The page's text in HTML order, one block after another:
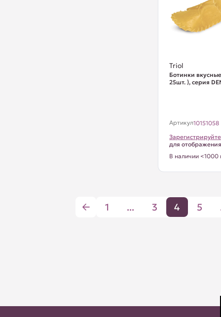
Triol
Ботинки
25шт. ), серия
Артикул10151058
для
В наличии <1000
1 ... 3 4 5